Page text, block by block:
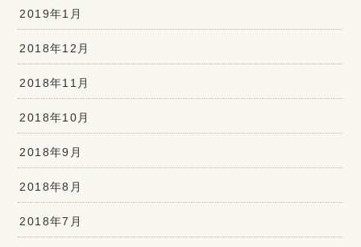
2019年1月
2018年12月
2018年11月
2018年10月
2018年9月
2018年8月
2018年7月